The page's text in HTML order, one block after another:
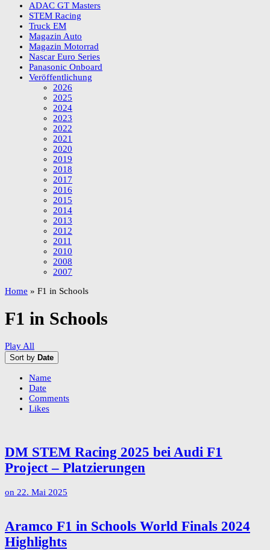
ADAC GT Masters
STEM Racing
Truck EM
Magazin Auto
Magazin Motorrad
Nascar Euro Series
Panasonic Onboard
Veröffentlichung
2026
2025
2024
2023
2022
2021
2020
2019
2018
2017
2016
2015
2014
2013
2012
2011
2010
2008
2007
Home » F1 in Schools
F1 in Schools
Play All
Sort by Date
Name
Date
Comments
Likes
DM STEM Racing 2025 bei Audi F1
Project – Platzierungen
on 22. Mai 2025
Aramco F1 in Schools World Finals 2024
Highlights